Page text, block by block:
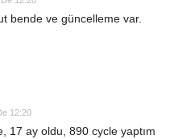
bende ve güncelleme var.
12:20
17 ay oldu, 890 cycle yaptım